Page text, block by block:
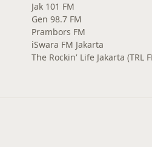
Jak 101 FM
Gen 98.7 FM
Prambors FM
iSwara FM Jakarta
The Rockin' Life Jakarta (TRL